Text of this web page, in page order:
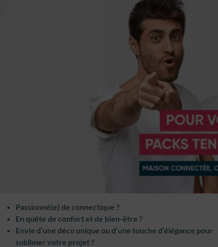
Passionné(e) de connectique ?
En quête de confort et de bien-être ?
Envie d’une déco unique ou d’une touche d’élégance pour
sublimer votre projet ?